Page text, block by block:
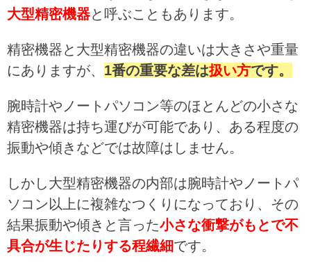
大型精密機器と呼ぶこともあります。
精密機器と大型精密機器の違いは大きさや重量
にありますが、 1番の重要な差は扱い方です。
腕時計やノートパソコン等のほとんどの小さな
精密機器は持ち運びが可能であり、ある程度の
振動や傾きなどでは故障はしません。
しかし大型精密機器の内部は腕時計やノートパ
ソコン以上に複雑なつくりになっており、その
結果振動や傾きと言った小さな衝撃がもとで不
具合が生じたりする程繊細です。